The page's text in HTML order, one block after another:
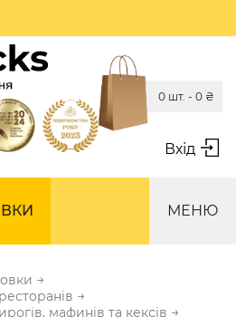
Вхід
0 шт. - 0 ₴
МЕНЮ
→
→
мафинів та кексів →